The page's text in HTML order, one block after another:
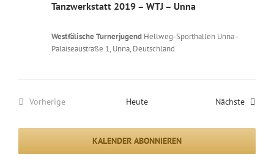
Tanzwerkstatt 2019 – WTJ – Unna
Westfälische Turnerjugend Hellweg-Sporthallen Unna -
Palaiseaustraße 1, Unna, Deutschland
Vorherige
Heute Nächste
KALENDER ABONNIEREN